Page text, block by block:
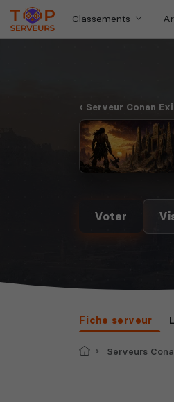
Classements
Serveur Conan
Voter
Fiche serveur
AccueilServeurs